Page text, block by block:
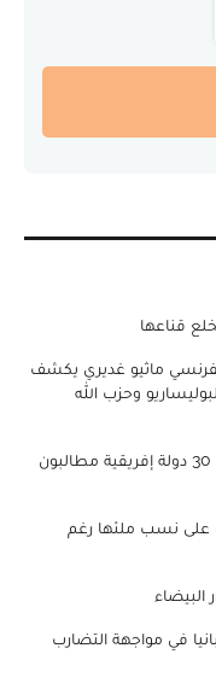
قناعها
ماثيو غديري يكشف
وحزب الله
تأشيرة الدخول للولايات المتحدة: مواطنو 30 دولة إفريقية مطالبون
نسب ملئها رغم
البيضاء
في مواجهة التضارب